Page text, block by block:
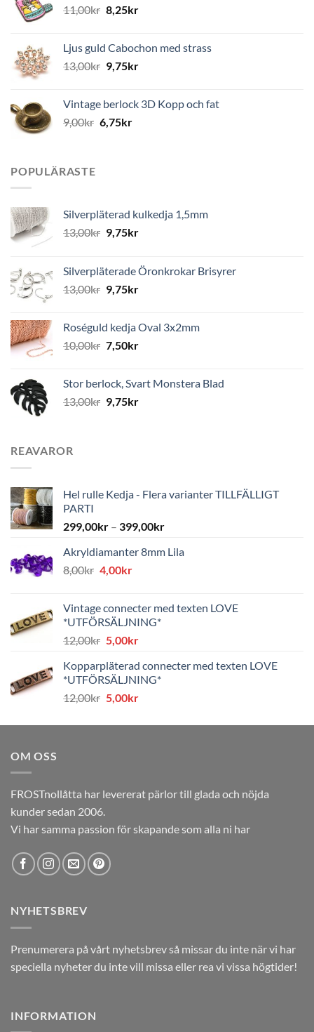
11,00kr 8,25kr
Ljus guld Cabochon med strass
13,00kr 9,75kr
Vintage berlock 3D Kopp och fat
9,00kr 6,75kr
POPULÄRASTE
Silverpläterad kulkedja 1,5mm
13,00kr 9,75kr
Silverpläterade Öronkrokar Brisyrer
13,00kr 9,75kr
Roséguld kedja Oval 3x2mm
10,00kr 7,50kr
Stor berlock, Svart Monstera Blad
13,00kr 9,75kr
REAVAROR
Hel rulle Kedja - Flera varianter TILLFÄLLIGT
PARTI
299,00kr – 399,00kr
Akryldiamanter 8mm Lila
8,00kr Det
var:
8,00kr.
4,00krDet
är:
4,00kr.
Vintage connecter med texten LOVE
*UTFÖRSÄLJNING*
12,00kr Det
priset
var:
12,00kr.
5,00krDet
priset
är:
5,00kr.
Kopparpläterad connecter med texten LOVE
*UTFÖRSÄLJNING*
12,00kr Det
priset
5,00krDet
priset
OM OSS
FROSTnollåtta har levererat pärlor till glada och nöjda
kunder sedan 2006.
Vi har samma passion för skapande som alla ni har
NYHETSBREV
Prenumerera på vårt nyhetsbrev så missar du inte när vi har
speciella nyheter du inte vill missa eller rea vi vissa högtider!
INFORMATION